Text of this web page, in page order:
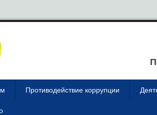
Противодействие коррупции